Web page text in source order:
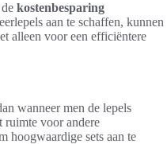
kostenbesparing
aan te schaffen, kunnen
alleen voor een efficiëntere
wanneer men de lepels
ruimte voor andere
hoogwaardige sets aan te